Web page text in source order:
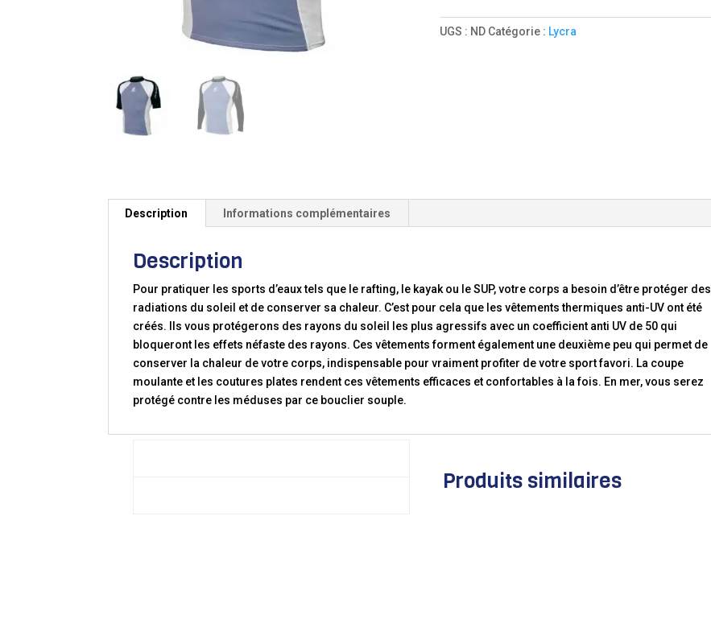
UGS : ND Catégorie : Lycra
Description Informations complémentaires
Description
Pour pratiquer les sports d’eaux tels que le rafting, le kayak ou le SUP, votre corps a besoin d’être protéger des
radiations du soleil et de conserver sa chaleur. C’est pour cela que les vêtements thermiques anti-UV ont été
créés. Ils vous protégerons des rayons du soleil les plus agressifs avec un coefficient anti UV de 50 qui
bloqueront les effets néfaste des rayons. Ces vêtements forment également une deuxième peu qui permet de
conserver la chaleur de votre corps, indispensable pour vraiment profiter de votre sport favori. La coupe
moulante et les coutures plates rendent ces vêtements efficaces et confortables à la fois. En mer, vous serez
protégé contre les méduses par ce bouclier souple.
Produits similaires